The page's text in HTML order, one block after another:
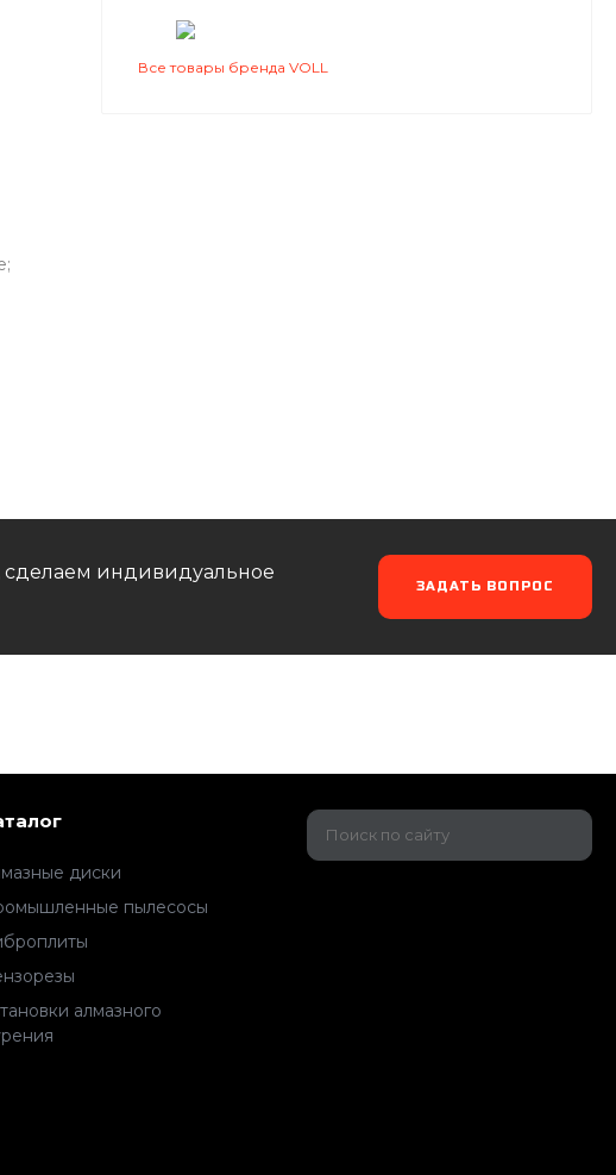
Все товары бренда VOLL
сделаем индивидуальное
ЗАДАТЬ ВОПРОС
диски
пылесосы
алмазного